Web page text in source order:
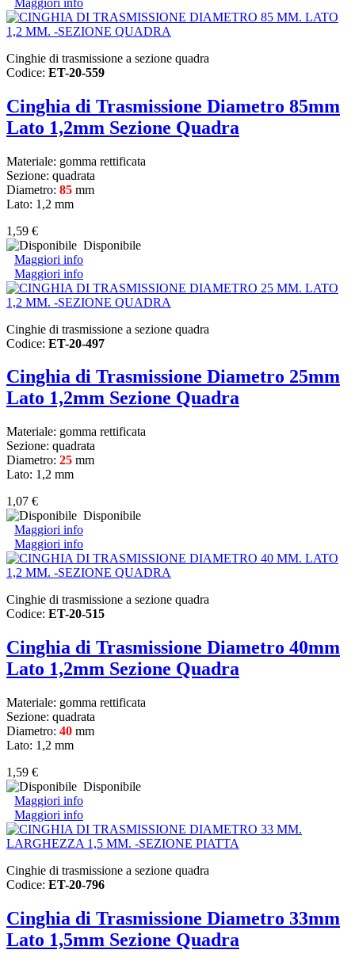
Cinghie di trasmissione a sezione quadra
Codice: ET-20-559
Cinghia di Trasmissione Diametro 85mm
Lato 1,2mm Sezione Quadra
Materiale: gomma rettificata
Sezione: quadrata
Diametro: 85 mm
Lato: 1,2 mm
1,59 €
Disponibile
Maggiori info
Maggiori info
Cinghie di trasmissione a sezione quadra
Codice: ET-20-497
Cinghia di Trasmissione Diametro 25mm
Lato 1,2mm Sezione Quadra
Materiale: gomma rettificata
Sezione: quadrata
Diametro: 25 mm
Lato: 1,2 mm
1,07 €
Disponibile
Maggiori info
Maggiori info
Cinghie di trasmissione a sezione quadra
Codice: ET-20-515
Cinghia di Trasmissione Diametro 40mm
Lato 1,2mm Sezione Quadra
Materiale: gomma rettificata
Sezione: quadrata
Diametro: 40 mm
Lato: 1,2 mm
1,59 €
Disponibile
Maggiori info
Maggiori info
Cinghie di trasmissione a sezione quadra
Codice: ET-20-796
Cinghia di Trasmissione Diametro 33mm
Lato 1,5mm Sezione Quadra